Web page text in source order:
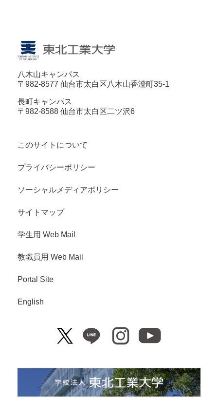
八木山キャンパス
〒982-8577 仙台市太白区八木山香澄町35-1
長町キャンパス
〒982-8588 仙台市太白区二ツ沢6
このサイトについて
プライバシーポリシー
ソーシャルメディアポリシー
サイトマップ
学生用 Web Mail
教職員用 Web Mail
Portal Site
English